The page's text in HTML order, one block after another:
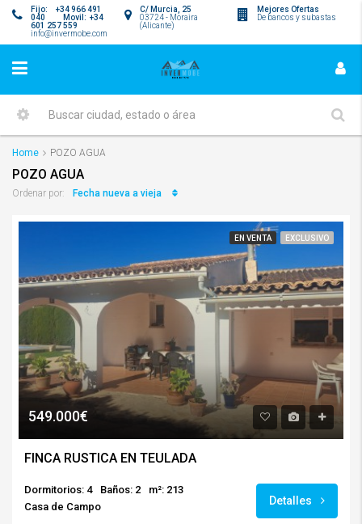
Mejores Ofertas
De bancos y subastas
C/ Murcia, 25
03724 - Moraira
(Alicante)
Fijo: +34 966 491
040 Movil: +34
601 257 559
info@invermobe.com
Home POZO AGUA
POZO AGUA
Ordenar por: Fecha nueva a vieja
EN VENTA EXCLUSIVO
549.000€
FINCA RUSTICA EN TEULADA
Dormitorios: 4 Baños: 2
m²: 213
Casa de Campo
Detalles